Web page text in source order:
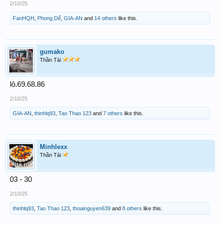
2/10/25
FanHQH Phong Dế GIA-AN and 14 others like this.
gumako
Thần Tài
lô.69.68.86
2/10/25
GIA-AN thinhlq93 Tao Thao 123 and 7 others like this.
Minhlexx
Thần Tài
03 - 30
2/10/25
thinhlq93 Tao Thao 123 thoainguyen639 and 8 others like this.